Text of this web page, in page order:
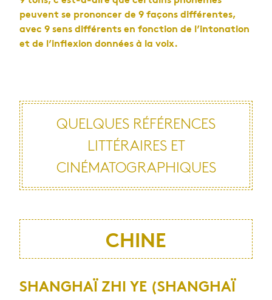
peuvent se prononcer de 9 façons différentes,
avec 9 sens différents en fonction de l’intonation
et de l’inflexion données à la voix.
QUELQUES RÉFÉRENCES
LITTÉRAIRES ET
CINÉMATOGRAPHIQUES
CHINE
SHANGHAÏ ZHI YE (SHANGHAÏ